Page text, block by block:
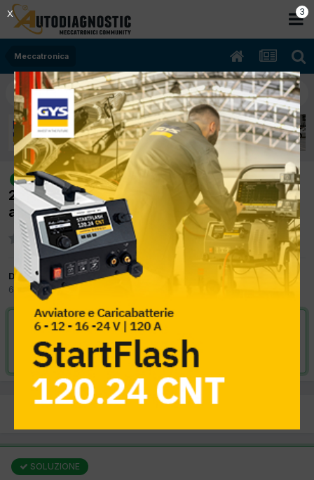
Meccatronica
risolto
[Land rover Freelander 05/2003
2.5cc 204d3 82Kw Diesel] Freelander non si
avvia errore p0190
Da giuseppe2016
6 Novembre 2017
VAI ALLA SOLUZIONE
Risolta da giuseppe2016,6 Novembre 2017
SOLUZIONE
2
X